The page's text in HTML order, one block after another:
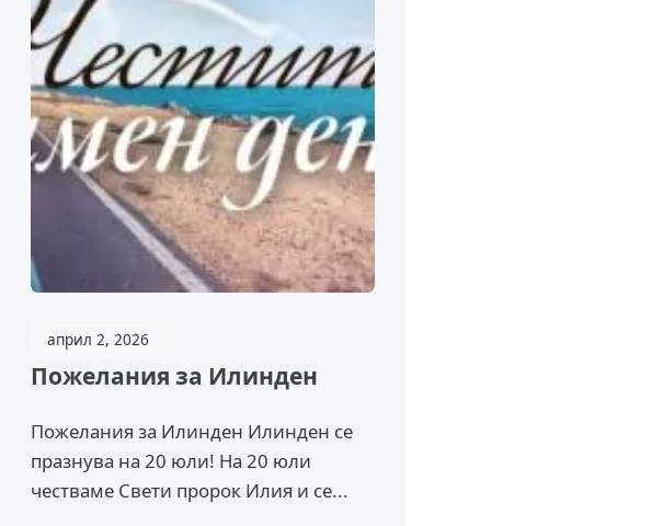
април 2, 2026
Пожелания за Илинден
Пожелания за Илинден Илинден се
празнува на 20 юли! На 20 юли
честваме Свети пророк Илия и се...